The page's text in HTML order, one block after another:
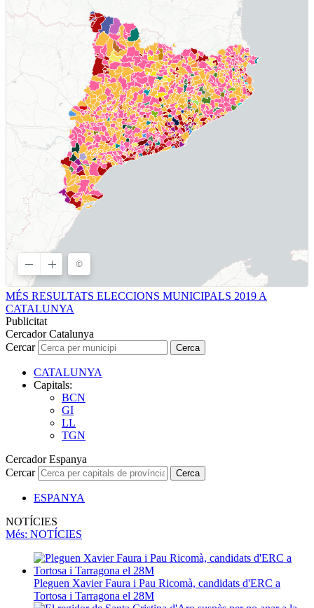
MÉS RESULTATS ELECCIONS MUNICIPALS 2019 A
CATALUNYA
Publicitat
Cercador Catalunya
Cercar
Cerca
CATALUNYA
Capitals:
BCN
GI
LL
TGN
Cercador Espanya
Cercar
Cerca
ESPANYA
NOTÍCIES
Més: NOTÍCIES
Pleguen Xavier Faura i Pau Ricomà, candidats d'ERC a
Tortosa i Tarragona el 28M